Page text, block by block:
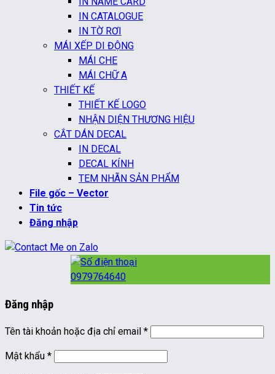
IN CATALOGUE
IN TỜ RƠI
MÁI XẾP DI ĐỘNG
MÁI CHE
MÁI CHỮ A
THIẾT KẾ
THIẾT KẾ LOGO
NHẬN DIỆN THƯƠNG HIỆU
CẮT DÁN DECAL
IN DECAL
DECAL KÍNH
TEM NHÃN SẢN PHẨM
File gốc – Vector
Tin tức
Đăng nhập
0979764640
Đăng nhập
Tên tài khoản hoặc địa chỉ email *Bắt
Mật khẩu *Bắt